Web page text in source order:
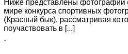
Ниже представлены фотографии
мире конкурса спортивных
(Красный бык), рассматривая
поучаствовать в [...]